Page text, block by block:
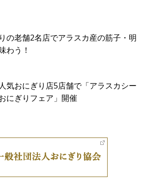
の老舗2名店でアラスカ産の筋子・明
わう！
気おにぎり店5店舗で「アラスカシー
にぎりフェア」開催